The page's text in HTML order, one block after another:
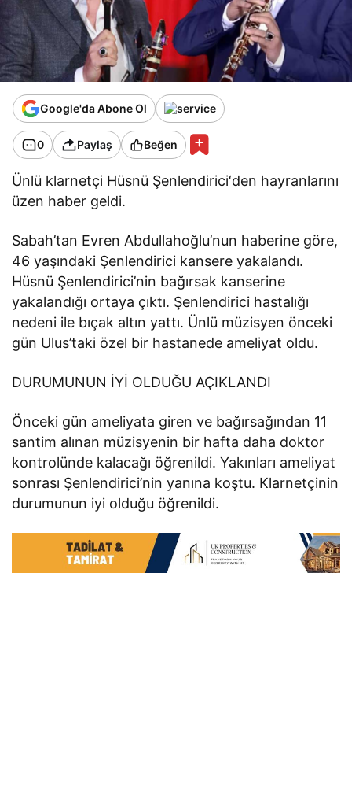
Google'da Abone Ol
0 Paylaş Beğen
Ünlü klarnetçi Hüsnü Şenlendirici‘den hayranlarını
üzen haber geldi.
Sabah’tan Evren Abdullahoğlu’nun haberine göre,
46 yaşındaki Şenlendirici kansere yakalandı.
Hüsnü Şenlendirici’nin bağırsak kanserine
yakalandığı ortaya çıktı. Şenlendirici hastalığı
nedeni ile bıçak altın yattı. Ünlü müzisyen önceki
gün Ulus’taki özel bir hastanede ameliyat oldu.
DURUMUNUN İYİ OLDUĞU AÇIKLANDI
Önceki gün ameliyata giren ve bağırsağından 11
santim alınan müzisyenin bir hafta daha doktor
kontrolünde kalacağı öğrenildi. Yakınları ameliyat
sonrası Şenlendirici’nin yanına koştu. Klarnetçinin
durumunun iyi olduğu öğrenildi.